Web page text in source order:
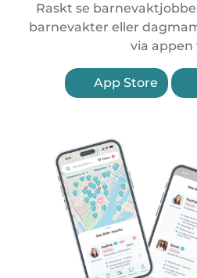
Raskt se
barnevakter eller
via appen
App Store